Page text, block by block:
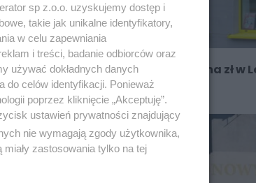
Prawie półtora miliona zł w
nie wygrasz
sp z.o.o. uzyskujemy dostęp i
takie jak unikalne identyfikatory,
w celu zapewniania
i treści, badanie odbiorców oraz
używać dokładnych danych
do celów identyfikacji. Ponieważ
poprzez kliknięcie „Akceptuję”.
ustawień prywatności znajdujący
nie wymagają zgody użytkownika,
zastosowania tylko na tej